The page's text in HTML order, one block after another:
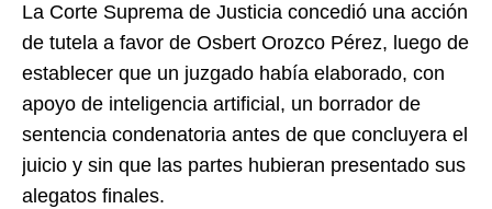
La Corte Suprema de Justicia concedió una acción
de tutela a favor de Osbert Orozco Pérez, luego de
establecer que un juzgado había elaborado, con
apoyo de inteligencia artificial, un borrador de
sentencia condenatoria antes de que concluyera el
juicio y sin que las partes hubieran presentado sus
alegatos finales.